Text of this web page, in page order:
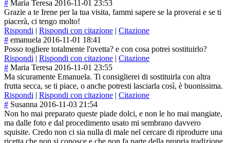
# Maria Teresa 2016-11-01 23:53
Grazie a te Irene per la tua visita, fammi sapere se la proverai e se ti
piacerà, ci tengo molto!
Rispondi | Rispondi con citazione | Citazione
# emanuela 2016-11-01 18:41
Posso togliere totalmente l'uvetta? e con cosa potrei sostituirlo?
Rispondi | Rispondi con citazione | Citazione
# Maria Teresa 2016-11-01 23:55
Ma sicuramente Emanuela. Ti consiglierei di sostituirla con altra
frutta secca, se ti piace, o anche potresti lasciarla così, è buonissima.
Rispondi | Rispondi con citazione | Citazione
# Susanna 2016-11-03 21:54
Non ho mai preparato queste piade dolci, e non le ho mai mangiate,
ma dalle foto e dal procedimento usato mi sembrano davvero
squisite. Credo non ci sia nulla di male nel cercare di riprodurre una